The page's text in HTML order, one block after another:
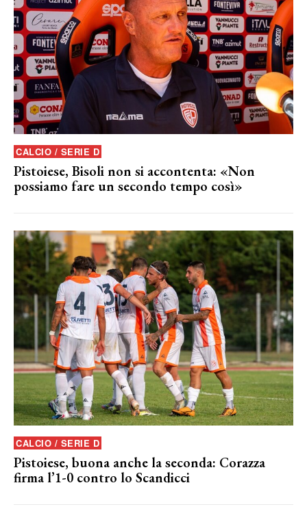
CALCIO / SERIE D
Pistoiese, Bisoli non si accontenta: «Non
possiamo fare un secondo tempo così»
CALCIO / SERIE D
Pistoiese, buona anche la seconda: Corazza
firma l’1-0 contro lo Scandicci